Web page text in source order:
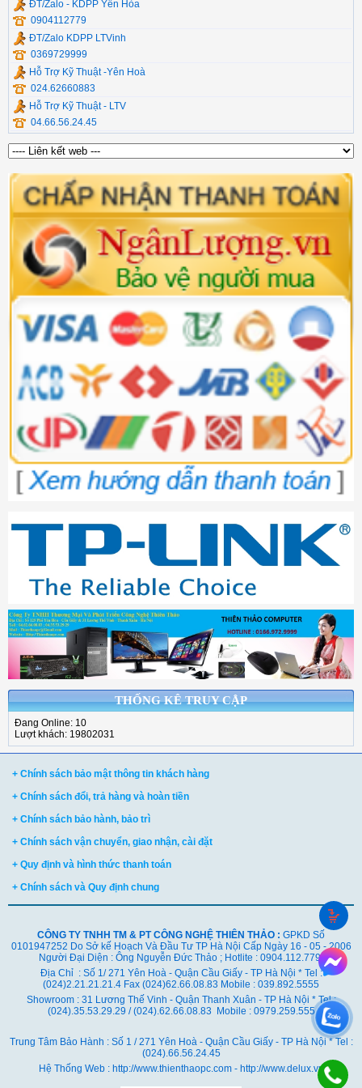
ĐT/Zalo - KDPP Yên Hòa
0904112779
ĐT/Zalo KDPP LTVinh
0369729999
Hỗ Trợ Kỹ Thuật -Yên Hoà
024.62660883
Hỗ Trợ Kỹ Thuật - LTV
04.66.56.24.45
THỐNG KÊ TRUY CẬP
Đang Online: 10
Lượt khách: 19802031
+ Chính sách bảo mật thông tin khách hàng
+ Chính sách đổi, trả hàng và hoàn tiền
+ Chính sách bảo hành, bảo trì
+ Chính sách vận chuyển, giao nhận, cài đặt
+ Quy định và hình thức thanh toán
+ Chính sách và Quy định chung
CÔNG TY TNHH TM & PT CÔNG NGHỆ THIÊN THẢO : GPKD Số
0101947252 Do Sở kế Hoạch Và Đầu Tư TP Hà Nội Cấp Ngày 16 - 05 - 2006
Người Đại Diện : Ông Nguyễn Đức Thảo ; Hotlite : 0904.112.779
Địa Chỉ : Số 1/ 271 Yên Hoà - Quận Cầu Giấy - TP Hà Nội * Tel :
(024)2.21.21.21.4 Fax (024)62.66.08.83 Mobile : 039.892.5555
Showroom : 31 Lương Thế Vinh - Quận Thanh Xuân - TP Hà Nội * Tel :
(024).35.53.29.29 / (024).62.66.08.83 Mobile : 0979.259.555
Trung Tâm Bảo Hành : Số 1 / 271 Yên Hoà - Quận Cầu Giấy - TP Hà Nội * Tel :
(024).66.56.24.45
Hệ Thống Web : http://www.thienthaopc.com - http://www.delux.vn